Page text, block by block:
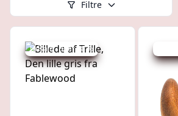
Filtre
Udsalg - spar 18 %